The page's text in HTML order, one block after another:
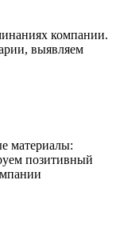
компании.
выявляем
материалы:
позитивный